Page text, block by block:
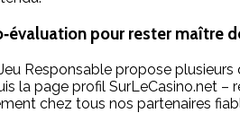
pour rester maître
Responsable propose
la page profil SurLeCasino.net –
chez tous nos partenaires